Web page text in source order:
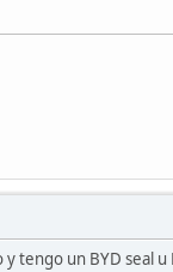
tengo un BYD seal